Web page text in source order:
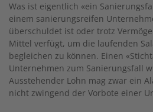
Was ist eigentlich «ein
einem sanierungsreifen
überschuldet ist oder trotz
Mittel verfügt, um die laufenden
begleichen zu können. Einen
Unternehmen zum Sanierungsfall
Ausstehender Lohn mag zwar ein
nicht zwingend der Vorbote einer